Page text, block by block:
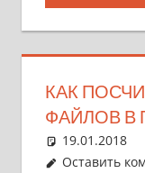
КАК
ФАЙЛОВ В
19.01.2018
Оставить